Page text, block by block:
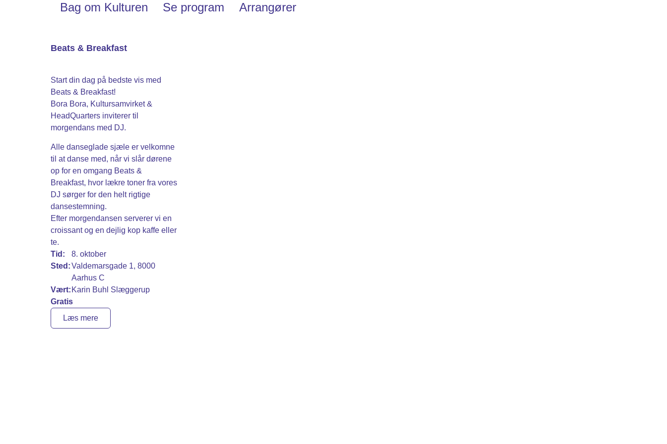
Bag om Kulturen Se program Arrangører
Beats & Breakfast
Start din dag på bedste vis med
Beats & Breakfast!
Bora Bora, Kultursamvirket &
HeadQuarters inviterer til
morgendans med DJ.
Alle danseglade sjæle er velkomne
til at danse med, når vi slår dørene
op for en omgang Beats &
Breakfast, hvor lækre toner fra vores
DJ sørger for den helt rigtige
dansestemning.
Efter morgendansen serverer vi en
croissant og en dejlig kop kaffe eller
te.
Tid:
8. oktober
Sted:Valdemarsgade 1, 8000
Aarhus C
Vært: Karin Buhl Slæggerup
Gratis
Læs mere